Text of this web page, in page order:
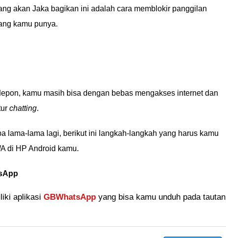
akan Jaka bagikan ini adalah cara memblokir panggilan
kamu punya.
kamu masih bisa dengan bebas mengakses internet dan
chatting.
lama-lama lagi, berikut ini langkah-langkah yang harus kamu
di HP Android kamu.
aplikasi GBWhatsApp yang bisa kamu unduh pada tautan